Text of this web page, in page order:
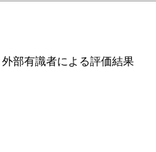
部有識者による評価結果